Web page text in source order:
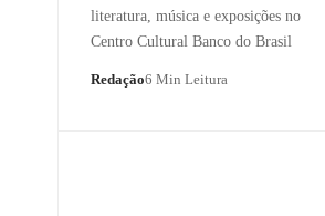
literatura, música e exposições no
Centro Cultural Banco do Brasil
Redação6 Min Leitura